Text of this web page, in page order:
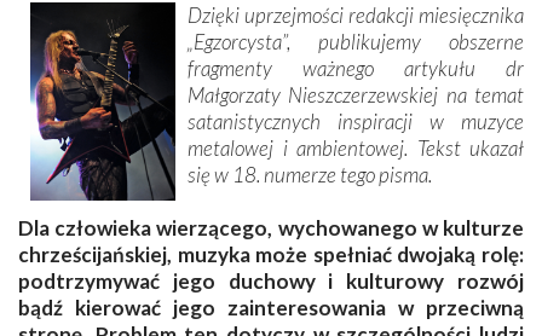
Dzięki uprzejmości redakcji miesięcznika
„Egzorcysta”, publikujemy obszerne
fragmenty ważnego artykułu dr
Małgorzaty Nieszczerzew­skiej na temat
satanistycznych inspiracji w muzyce
metalowej i ­ambientowej. Tekst ukazał
się w 18. numerze tego pisma.
Dla człowieka wierzącego, wychowanego w kulturze
chrześcijańskiej, muzyka może spełniać dwojaką rolę:
podtrzymywać jego duchowy i kulturowy rozwój
bądź kierować jego zainteresowania w przeciwną